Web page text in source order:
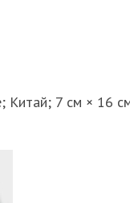
Китай; 7 см × 16